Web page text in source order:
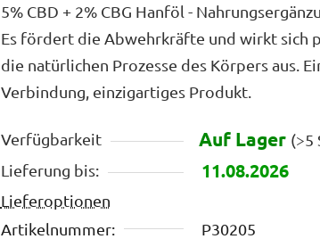
ist
5,0
von
5
5% CBD + 2% CBG Hanföl -
Es fördert die Abwehrkräfte und wirkt sich
die natürlichen Prozesse des Körpers aus.
Verbindung, einzigartiges Produkt.
Verfügbarkeit Auf Lager (>5
Lieferung bis:
11.08.2026
Lieferoptionen
Artikelnummer:
P30205